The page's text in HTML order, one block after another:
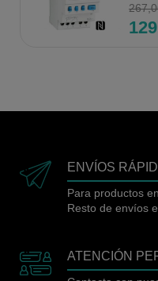
ENVÍOS
Para productos
Resto de envíos
ATENCIÓN